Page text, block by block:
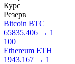
Курс
Резерв
Bitcoin BTC
65835.406 → 1
100
Ethereum ETH
1943.167 → 1